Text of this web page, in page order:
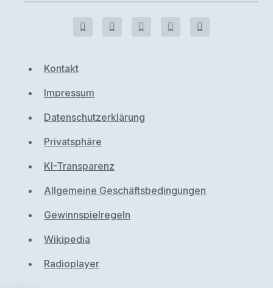
Kontakt
Impressum
Datenschutzerklärung
Privatsphäre
KI-Transparenz
Allgemeine Geschäftsbedingungen
Gewinnspielregeln
Wikipedia
Radioplayer